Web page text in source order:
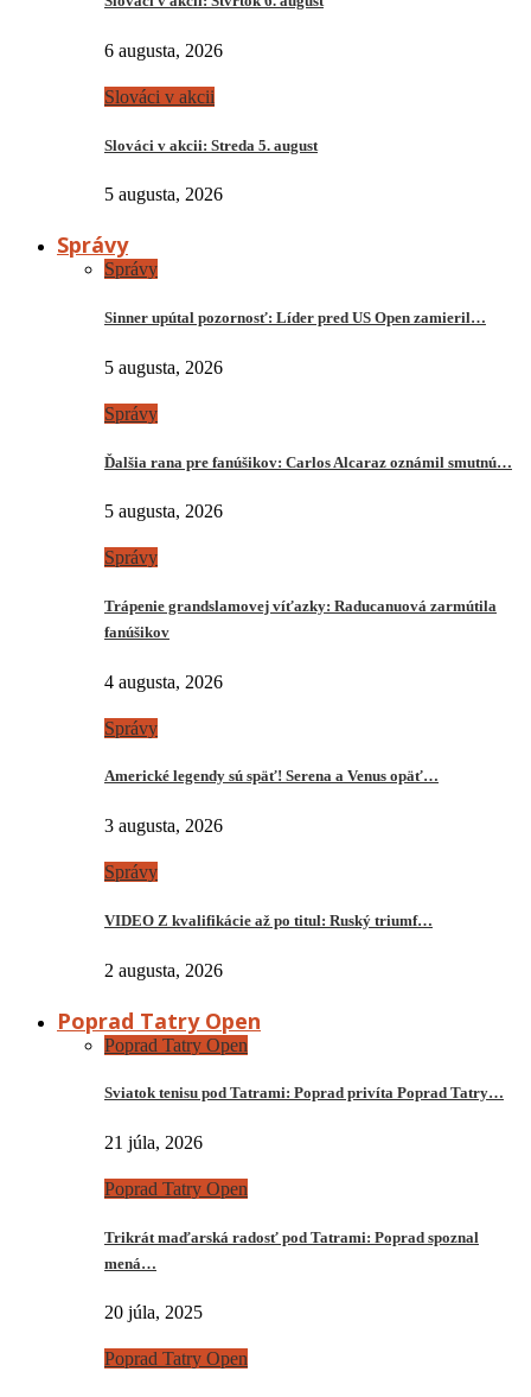
6 augusta, 2026
Slováci v akcii
Slováci v akcii: Streda 5. august
5 augusta, 2026
Správy
Správy
Sinner upútal pozornosť: Líder pred US Open zamieril…
5 augusta, 2026
Správy
Ďalšia rana pre fanúšikov: Carlos Alcaraz oznámil smutnú…
5 augusta, 2026
Správy
Trápenie grandslamovej víťazky: Raducanuová zarmútila
fanúšikov
4 augusta, 2026
Správy
Americké legendy sú späť! Serena a Venus opäť…
3 augusta, 2026
Správy
VIDEO Z kvalifikácie až po titul: Ruský triumf…
2 augusta, 2026
Poprad Tatry Open
Poprad Tatry Open
Sviatok tenisu pod Tatrami: Poprad privíta Poprad Tatry…
21 júla, 2026
Poprad Tatry Open
Trikrát maďarská radosť pod Tatrami: Poprad spoznal
mená…
20 júla, 2025
Poprad Tatry Open